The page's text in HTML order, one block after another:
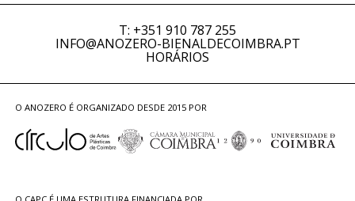
T: +351 910 787 255
INFO@ANOZERO-BIENALDECOIMBRA.PT
HORÁRIOS
O ANOZERO É ORGANIZADO DESDE 2015 POR